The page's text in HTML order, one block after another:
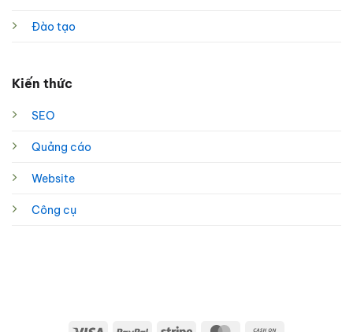
Đào tạo
Kiến thức
SEO
Quảng cáo
Website
Công cụ